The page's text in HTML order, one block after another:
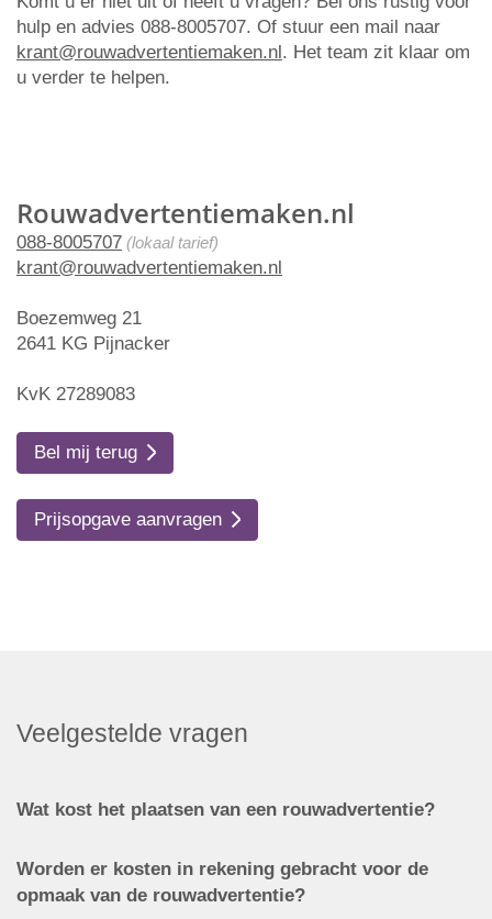
Rouwadvertentiemaken.nl
088-8005707 (lokaal tarief)
krant@rouwadvertentiemaken.nl
Boezemweg 21
2641 KG Pijnacker
KvK 27289083
Bel mij terug
Prijsopgave aanvragen
hulp en advies 088-8005707. Of stuur een mail naar
krant@rouwadvertentiemaken.nl. Het team zit klaar om
u verder te helpen.
Veelgestelde vragen
Wat kost het plaatsen van een rouwadvertentie?
Worden er kosten in rekening gebracht voor de
opmaak van de rouwadvertentie?